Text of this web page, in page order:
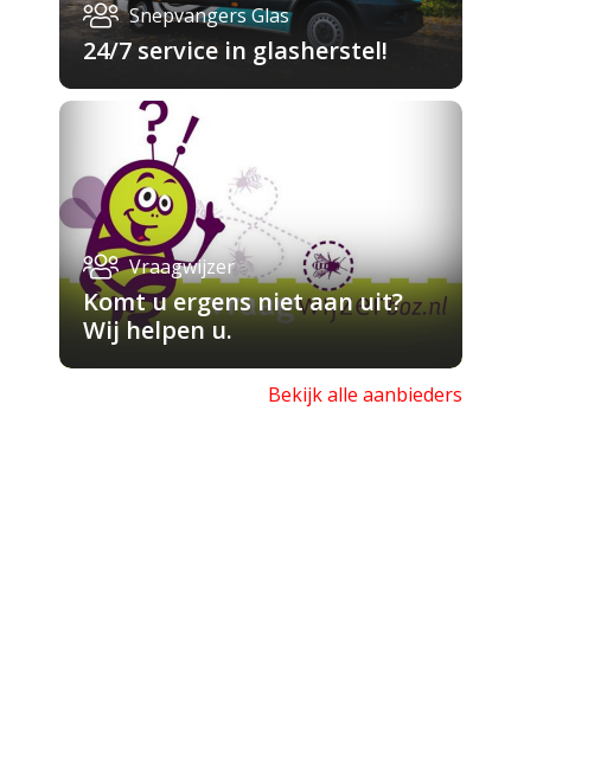
Snepvangers Glas
24/7 service in glasherstel!
Vraagwijzer
Komt u ergens niet aan uit?
Wij helpen u.
Bekijk alle aanbieders